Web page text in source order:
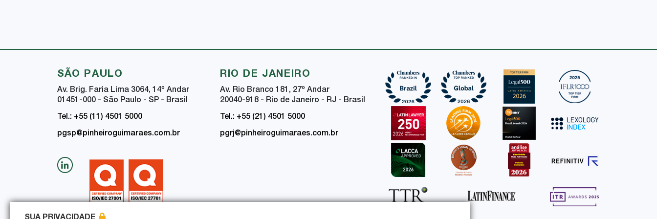
SÃO PAULO
Av. Brig. Faria Lima 3064, 14º Andar
01451-000 - São Paulo - SP - Brasil
Tel.: +55 (11) 4501 5000
pgsp@pinheiroguimaraes.com.br
RIO DE JANEIRO
Av. Rio Branco 181, 27º Andar
20040-918 - Rio de Janeiro - RJ - Brasil
Tel.: +55 (21) 4501 5000
pgrj@pinheiroguimaraes.com.br